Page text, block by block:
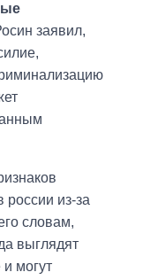
заявил,
россии из-за
словам,
выглядят
могут